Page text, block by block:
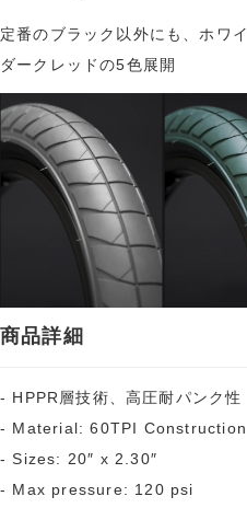
定番のブラック以外にも、ホワ
ダークレッドの5色展開
商品詳細
- HPPR層技術、高圧耐パンク性
- Material: 60TPI Construction
- Sizes: 20″ x 2.30″
- Max pressure: 120 psi